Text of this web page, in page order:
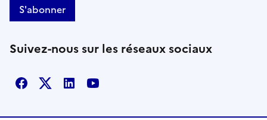
S'abonner
Suivez-nous sur les réseaux sociaux
Facebook
X LinkedinYoutube